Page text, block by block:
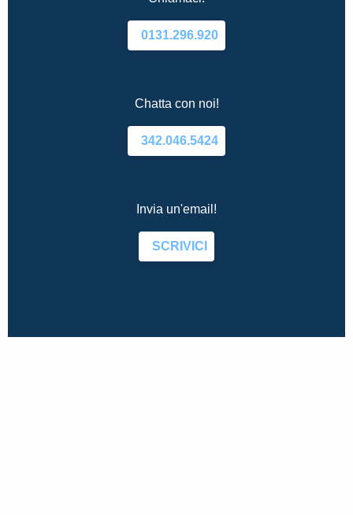
0131.296.920
Chatta con noi!
342.046.5424
Invia un'email!
SCRIVICI